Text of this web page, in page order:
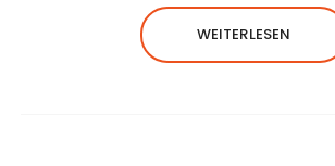
WEITERLESEN